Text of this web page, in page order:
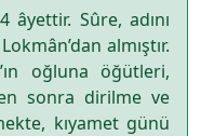
Sûre, adını
almıştır.
oğluna öğütleri,
sonra dirilme ve
kıyamet günü